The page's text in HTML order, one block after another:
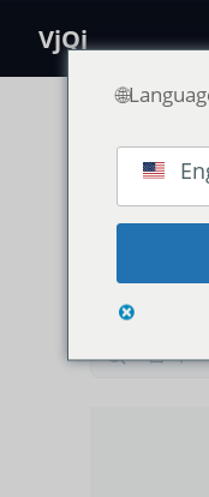
VjQj
카테고
마케팅 스토
검색...